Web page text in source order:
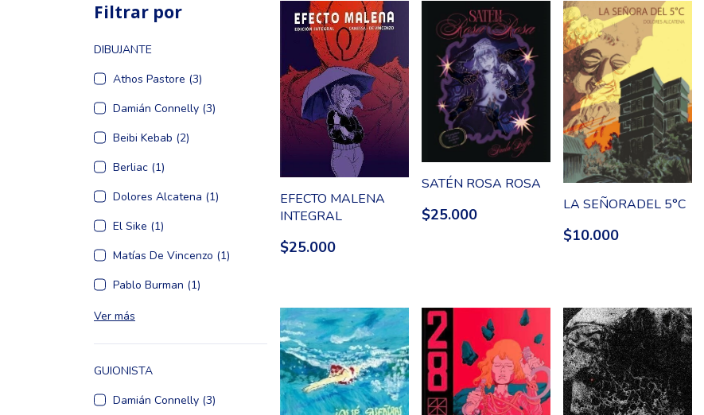
Filtrar por
DIBUJANTE
Athos Pastore (3)
Damián Connelly (3)
Beibi Kebab (2)
Berliac (1)
Dolores Alcatena (1)
El Sike (1)
Matías De Vincenzo (1)
Pablo Burman (1)
Ver más
GUIONISTA
Damián Connelly (3)
EFECTO MALENA
INTEGRAL
$25.000
SATÉN ROSA ROSA
$25.000
LA SEÑORADEL 5°C
$10.000